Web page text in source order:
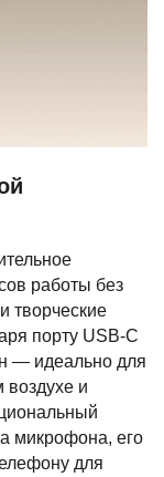
работы без
творческие
порту USB-C
— идеально для
воздухе и
микрофона, его
для